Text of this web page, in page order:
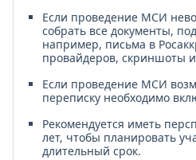
Если проведение МСИ
собрать все документы,
например, письма в
провайдеров, скриншоты
Если проведение МСИ
переписку необходимо
Рекомендуется иметь
лет, чтобы планировать
длительный срок.